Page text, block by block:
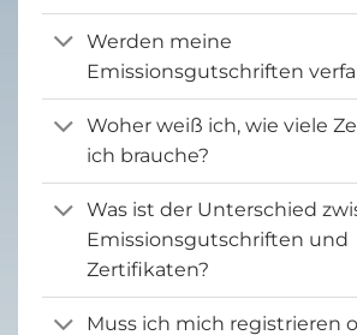
Werden meine
Emissionsgutschriften
Woher weiß ich, wie viele
ich brauche?
Was ist der Unterschied
Emissionsgutschriften und
Zertifikaten?
Muss ich mich registrieren